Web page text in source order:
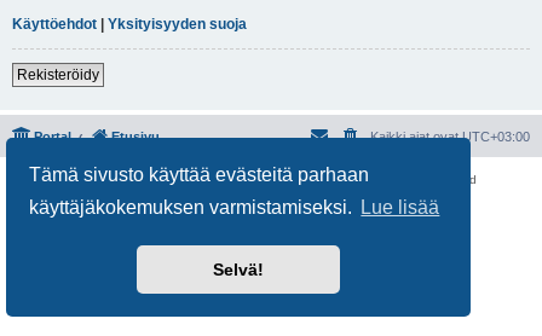
Tämä sivusto käyttää evästeitä parhaan
käyttäjäkokemuksen varmistamiseksi.
Lue lisää
Selvä!
Käyttöehdot | Yksityisyyden suoja
Rekisteröidy
Portal Etusivu Kaikki ajat ovatUTC+03:00
Keskustelufoorumin ohjelmistophpBB® Forum Software © phpBB Limited
Käännös: phpBB Suomi (lurttinen, harritapio, Pettis)